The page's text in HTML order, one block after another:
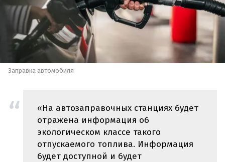
Заправка автомобиля
«На автозаправочных станциях будет
отражена информация об
экологическом классе такого
отпускаемого топлива. Информация
будет доступной и будет